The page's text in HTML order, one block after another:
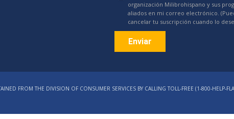
organización Milibrohispano y sus
aliados en mi correo electrónico.
cancelar tu suscripción cuando lo
Use.
leave
FROM THE DIVISION OF CONSUMER SERVICES BY CALLING TOLL-FREE